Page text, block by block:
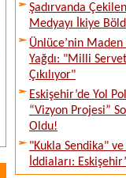
Şadırvanda
Medyayı İkiye
Ünlüce’nin Maden
Yağdı: "Milli
Çıkılıyor"
Eskişehir’de Yol
“Vizyon Projesi”
Oldu!
"Kukla Sendika"
İddiaları: